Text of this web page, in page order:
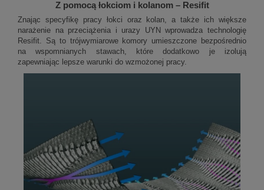
Z pomocą łokciom i kolanom – Resifit
Znając specyfikę pracy łokci oraz kolan, a także ich większe
narażenie na przeciążenia i urazy UYN wprowadza technologię
Resifit. Są to trójwymiarowe komory umieszczone bezpośrednio
na wspomnianych stawach, które dodatkowo je izolują
zapewniając lepsze warunki do wzmożonej pracy.